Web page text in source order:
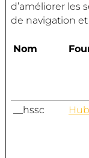
d’améliorer les
de navigation
Nom
__hssc